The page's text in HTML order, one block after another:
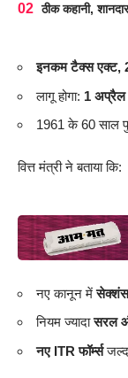
ठीक कहानी,
इनकम टैक्स एक्ट,
लागू होगा: 1 अप्रैल
1961 के 60 साल
वित्त मंत्री ने बताया कि:
नए कानून में
नियम ज्यादासरल
नए ITR फॉर्म्सजल्द